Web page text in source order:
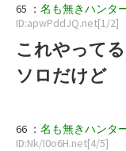
65 ： 名も無きハンタ
ID:apwPddJQ.net[1/2]
これやって
ソロだけど
66 ： 名も無きハンタ
ID:Nk/I0o6H.net[4/5]